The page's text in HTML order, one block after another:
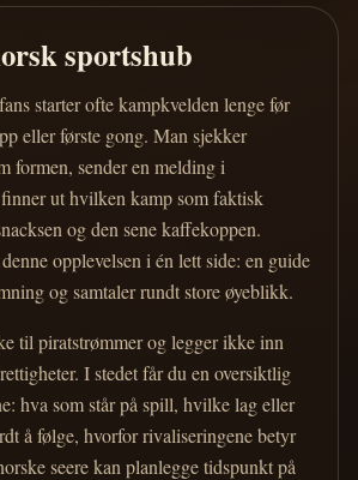
sportshub
starter ofte kampkvelden lenge før
eller første gong. Man sjekker
formen, sender en melding i
ut hvilken kamp som faktisk
og den sene kaffekoppen.
opplevelsen i én lett side: en guide
og samtaler rundt store øyeblikk.
til piratstrømmer og legger ikke inn
I stedet får du en oversiktlig
hva som står på spill, hvilke lag eller
å følge, hvorfor rivaliseringene betyr
seere kan planlegge tidspunkt på